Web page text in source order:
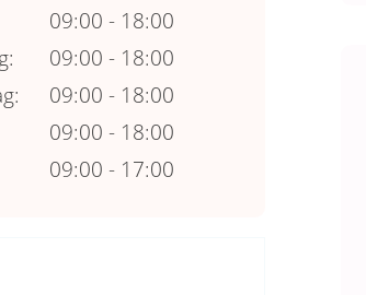
09:00 - 18:00
09:00 - 18:00
09:00 - 18:00
09:00 - 18:00
09:00 - 17:00